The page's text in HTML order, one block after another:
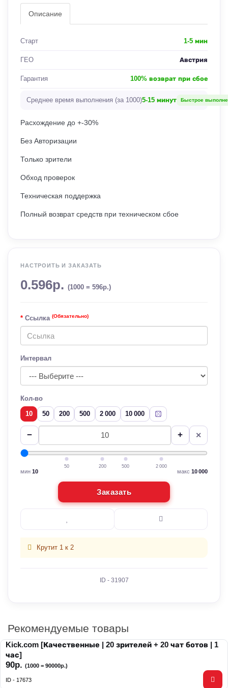
Описание
Старт 1-5 мин
ГЕО Австрия
Гарантия 100% возврат при сбое
Среднее время выполнения (за 1000)5-15 минут Быстрое
Расхождение до +-30%
Без Авторизации
Только зрители
Обход проверок
Техническая поддержка
Полный возврат средств при техническом сбое
НАСТРОИТЬ И ЗАКАЗАТЬ
0.596р. (1000 = 596р.)
Ссылка (Обязательно)
Интервал
Кол-во
10
50 200 500 2 000 10 000
− + ✕
50 200 500 2 000
мин 10 макс 10 000
Заказать
Крутит 1 к 2
ID - 31907
Рекомендуемые товары
Kick.com [Качественные | 20 зрителей + 20 чат ботов | 1
час]
90р. (1000 = 90000р.)
ID - 17673